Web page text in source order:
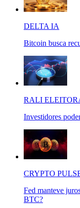
DELTA IA
Bitcoin busca
RALI
Investidores
CRYPTO
Fed manteve
BTC?